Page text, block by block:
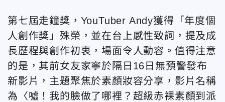
第七屆走鐘獎，YouTuber Andy獲得「年度個
人創作獎」殊榮，並在台上感性致詞，提及成
長歷程與創作初衷，場面令人動容。值得注意
的是，其前女友家寧於隔日16日無預警發布
新影片，主題聚焦於素顏妝容分享，影片名稱
為〈噓！我的臉做了哪裡？超級赤裸素顏到派